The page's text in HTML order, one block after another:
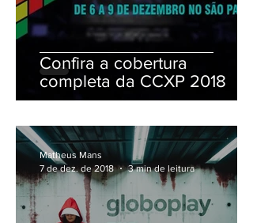
Confira a cobertura
completa da CCXP 2018
Matheus Mans
7 de dez. de 2018
3 min de leitura